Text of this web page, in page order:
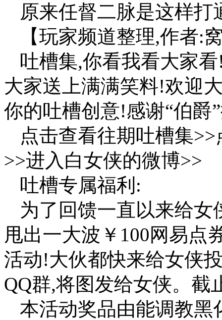
原来任督二脉是这样打
【玩家频道整理,作者:
吐槽集,你看我看大家
大家送上满满笑料!欢迎
你的吐槽创意!感谢“伯爵
点击查看往期吐槽集
>>进入白女侠的微博>>
吐槽专属福利:
为了回馈一直以来给
甩出一大波￥100网易点
活动!大伙都快来给女侠
QQ群,将图发给女侠。截
本活动奖品由能调教黑